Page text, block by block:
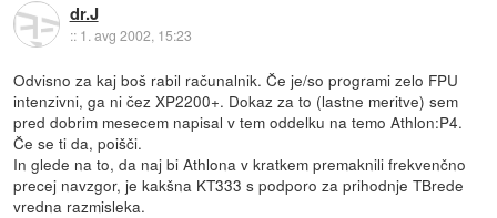
dr.J
:: 1. avg 2002, 15:23
Odvisno za kaj boš rabil računalnik. Če je/so programi zelo FPU
intenzivni, ga ni čez XP2200+. Dokaz za to (lastne meritve) sem
pred dobrim mesecem napisal v tem oddelku na temo Athlon:P4.
Če se ti da, poišči.
In glede na to, da naj bi Athlona v kratkem premaknili frekvenčno
precej navzgor, je kakšna KT333 s podporo za prihodnje TBrede
vredna razmisleka.